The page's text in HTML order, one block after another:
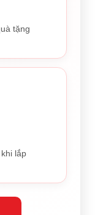
tặng
lắp